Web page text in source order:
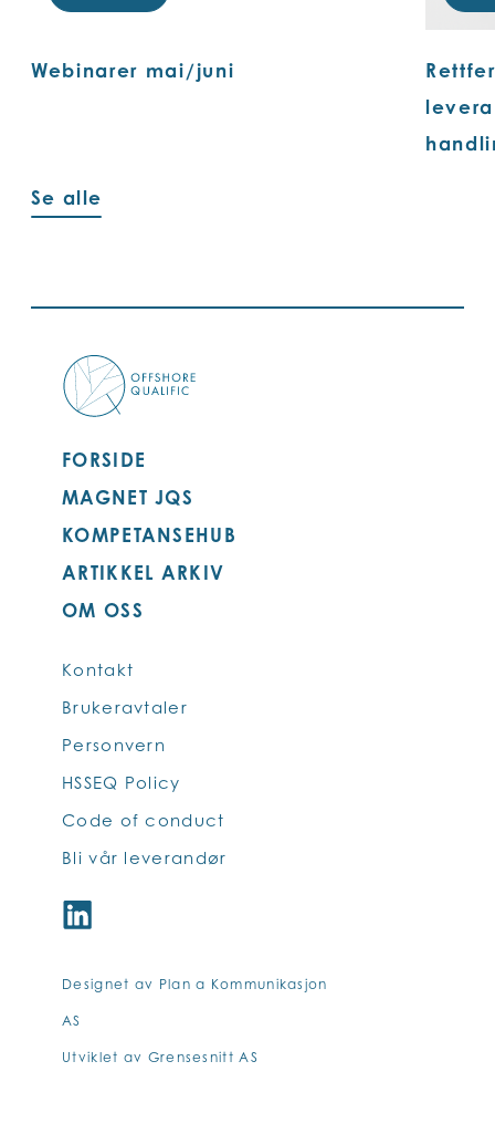
Webinarer mai/juni
Se alle
FORSIDE
MAGNET JQS
KOMPETANSEHUB
ARTIKKEL ARKIV
OM OSS
Kontakt
Brukeravtaler
Personvern
HSSEQ Policy
Code of conduct
Bli vår leverandør
Designet av Plan a Kommunikasjon
AS
Utviklet av Grensesnitt AS